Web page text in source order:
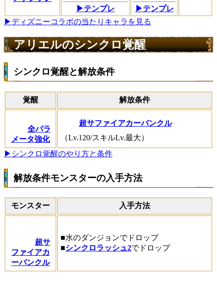
▶テンプレ
▶テンプレ
▶ディズニーコラボの当たりキャラを見る
アリエルのシンクロ覚醒
シンクロ覚醒と解放条件
覚醒 解放条件
全パラ
メータ強化
超サファイアカーバンクル
（Lv.120/スキルLv.最大）
▶シンクロ覚醒のやり方と条件
解放条件モンスターの入手方法
モンスター 入手方法
超サ
ファイアカ
ーバンクル
■水のダンジョンでドロップ
■シンクロラッシュ2でドロップ